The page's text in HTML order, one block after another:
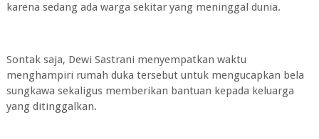
karena sedang ada warga sekitar yang meninggal dunia.
Sontak saja, Dewi Sastrani menyempatkan waktu
menghampiri rumah duka tersebut untuk mengucapkan bela
sungkawa sekaligus memberikan bantuan kepada keluarga
yang ditinggalkan.